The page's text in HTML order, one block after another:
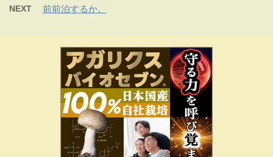
NEXT 前前泊するか。